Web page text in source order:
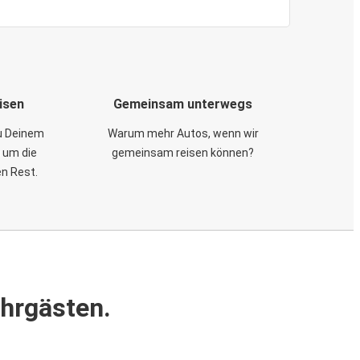
Deinem
die
Rest.
Gemeinsam unterwegs
Warum mehr Autos, wenn wir
gemeinsam reisen können?